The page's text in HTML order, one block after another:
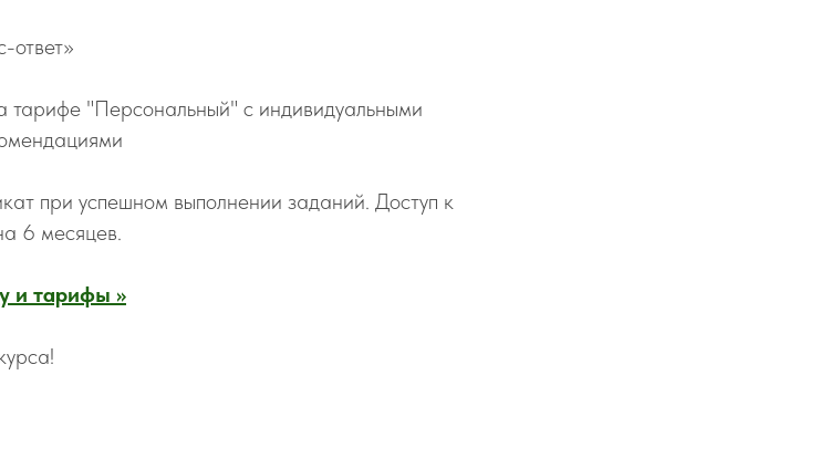
ответ»
тарифе "Персональный" с индивидуальными
при успешном выполнении заданий. Доступ к
6 месяцев.
тарифы >>